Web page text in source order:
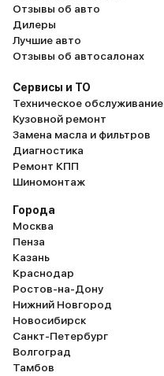
Отзывы об авто
Дилеры
Лучшие авто
Отзывы об автосалонах
Сервисы и ТО
Техническое обслуживание
Кузовной ремонт
Замена масла и фильтров
Диагностика
Ремонт КПП
Шиномонтаж
Города
Москва
Пенза
Казань
Краснодар
Ростов-на-Дону
Нижний Новгород
Новосибирск
Санкт-Петербург
Волгоград
Тамбов